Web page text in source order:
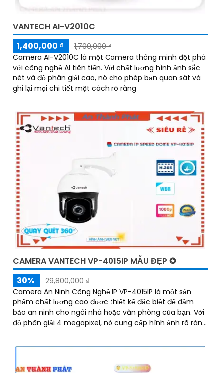
VANTECH AI-V2010C
1,400,000 ₫
1,700,000 ₫
Camera AI-V2010C là một Camera thông minh đột phá
với công nghệ AI tiên tiến. Với chất lượng hình ảnh sắc
nét và độ phân giải cao, nó cho phép bạn quan sát và
ghi lại mọi chi tiết một cách rõ ràng
CAMERA VANTECH VP-4015IP MẪU ĐẸP ✪
30%
29,800,000 ₫
Camera An Ninh Công Nghệ IP VP-4015IP là một sản
phẩm chất lượng cao được thiết kế đặc biệt để đảm
bảo an ninh cho ngôi nhà hoặc văn phòng của bạn. Với
độ phân giải 4 megapixel, nó cung cấp hình ảnh rõ ràng